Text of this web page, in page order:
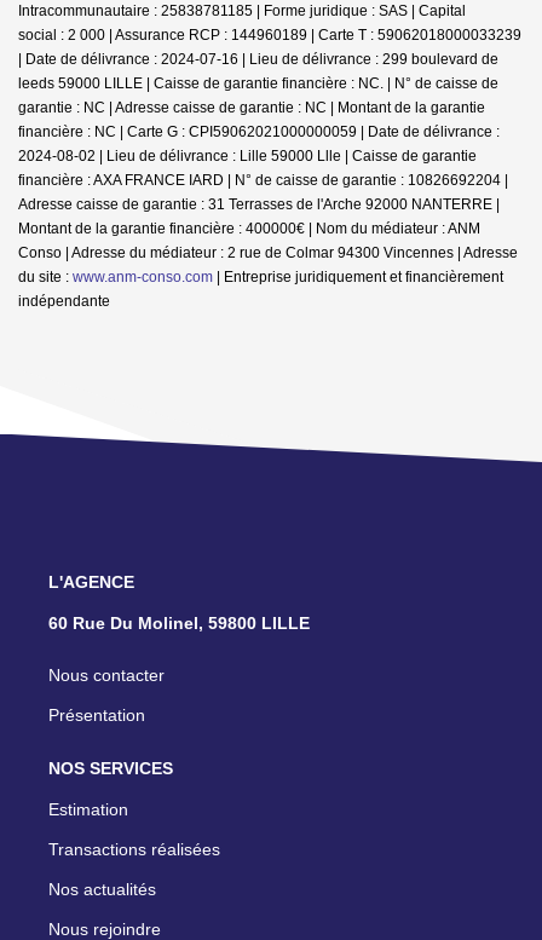
Intracommunautaire : 25838781185 | Forme juridique : SAS | Capital
social : 2 000 | Assurance RCP : 144960189 | Carte T : 59062018000033239
| Date de délivrance : 2024-07-16 | Lieu de délivrance : 299 boulevard de
leeds 59000 LILLE | Caisse de garantie financière : NC. | N° de caisse de
garantie : NC | Adresse caisse de garantie : NC | Montant de la garantie
financière : NC | Carte G : CPI59062021000000059 | Date de délivrance :
2024-08-02 | Lieu de délivrance : Lille 59000 Llle | Caisse de garantie
financière : AXA FRANCE IARD | N° de caisse de garantie : 10826692204 |
Adresse caisse de garantie : 31 Terrasses de l'Arche 92000 NANTERRE |
Montant de la garantie financière : 400000€ | Nom du médiateur : ANM
Conso | Adresse du médiateur : 2 rue de Colmar 94300 Vincennes | Adresse
du site : www.anm-conso.com | Entreprise juridiquement et financièrement
indépendante
L'AGENCE
60 Rue Du Molinel, 59800 LILLE
Nous contacter
Présentation
NOS SERVICES
Estimation
Transactions réalisées
Nos actualités
Nous rejoindre